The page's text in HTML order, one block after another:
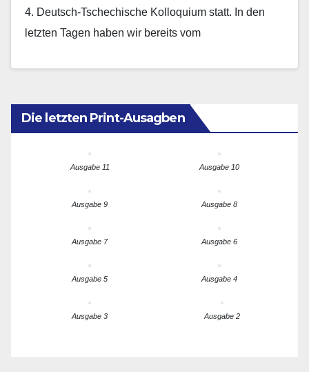
4. Deutsch-Tschechische Kolloquium statt. In den
letzten Tagen haben wir bereits vom
Die letzten Print-Ausagben
Ausgabe 11 Ausgabe 10
Ausgabe 9 Ausgabe 8
Ausgabe 7 Ausgabe 6
Ausgabe 5 Ausgabe 4
Ausgabe 3 Ausgabe 2